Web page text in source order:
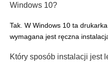
Windows 10?
Tak. W Windows 10 ta
wymagana jest ręczna
Który sposób instalacji jest